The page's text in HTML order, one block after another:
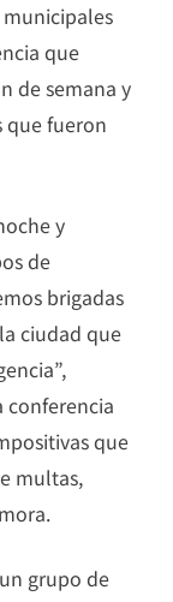
que
de semana y
que fueron
y
de
brigadas
ciudad que
conferencia
que
multas,
grupo de